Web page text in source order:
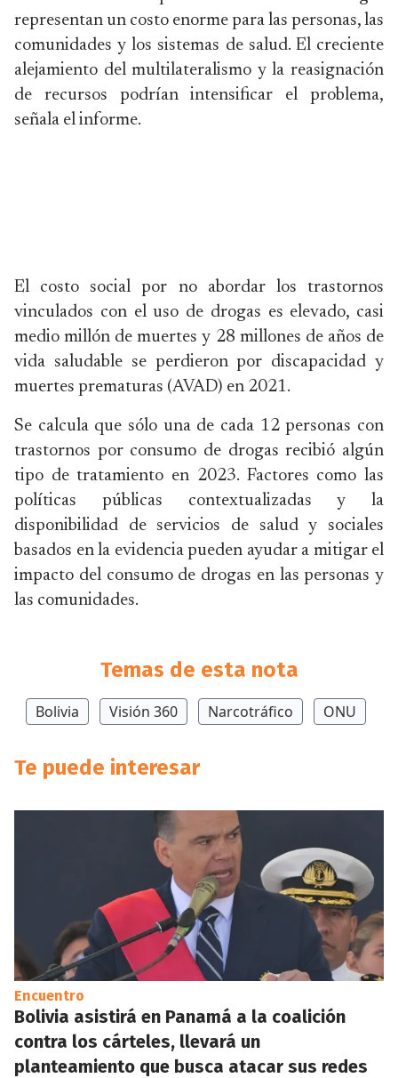
representan un costo enorme para las personas, las
comunidades y los sistemas de salud. El creciente
alejamiento del multilateralismo y la reasignación
de recursos podrían intensificar el problema,
señala el informe.
El costo social por no abordar los trastornos
vinculados con el uso de drogas es elevado, casi
medio millón de muertes y 28 millones de años de
vida saludable se perdieron por discapacidad y
muertes prematuras (AVAD) en 2021.
Se calcula que sólo una de cada 12 personas con
trastornos por consumo de drogas recibió algún
tipo de tratamiento en 2023. Factores como las
políticas públicas contextualizadas y la
disponibilidad de servicios de salud y sociales
basados en la evidencia pueden ayudar a mitigar el
impacto del consumo de drogas en las personas y
las comunidades.
Temas de esta nota
Bolivia Visión 360 Narcotráfico ONU
Te puede interesar
Encuentro
Bolivia asistirá en Panamá a la coalición
contra los cárteles, llevará un
planteamiento que busca atacar sus redes